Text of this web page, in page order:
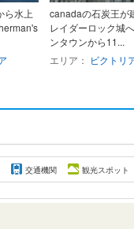
ら水上
canadaの石炭王が
レイダーロック城
ンタウンから11...
エリア： ビクトリ
交通機関 観光スポット